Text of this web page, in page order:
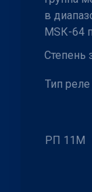
в
МSК-64
Степень
Тип реле
РП 11М